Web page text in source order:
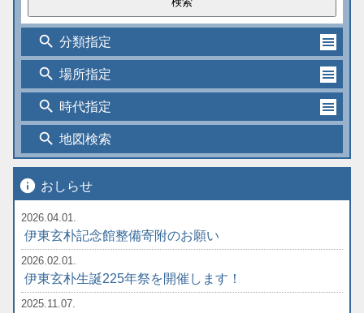
search 分類指定
search 場所指定
search 時代指定
search 地図検索
info おしらせ
2026.04.01.
伊東玄朴記念館整備寄附のお願い
2026.02.01.
伊東玄朴生誕225年祭を開催します！
2025.11.07.